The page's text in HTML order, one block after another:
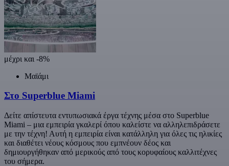
μέχρι και -8%
Μαϊάμι
Στο Superblue Miami
Δείτε απίστευτα εντυπωσιακά έργα τέχνης μέσα στο Superblue
Miami – μια εμπειρία γκαλερί όπου καλείστε να αλληλεπιδράσετε
με την τέχνη! Αυτή η εμπειρία είναι κατάλληλη για όλες τις ηλικίες
και διαθέτει νέους κόσμους που εμπνέουν δέος και
δημιουργήθηκαν από μερικούς από τους κορυφαίους καλλιτέχνες
του σήμερα.